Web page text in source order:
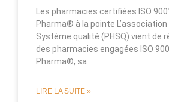
Les pharmacies certifiées ISO
Pharma® à la pointe
Système qualité (PHSQ) vient de
des pharmacies engagées ISO
Pharma®, sa
LIRE LA SUITE »